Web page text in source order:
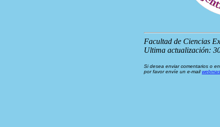
Facultad de Ciencias
Ultima actualización:
Si desea enviar comentarios o
por favor envíe un e-mail